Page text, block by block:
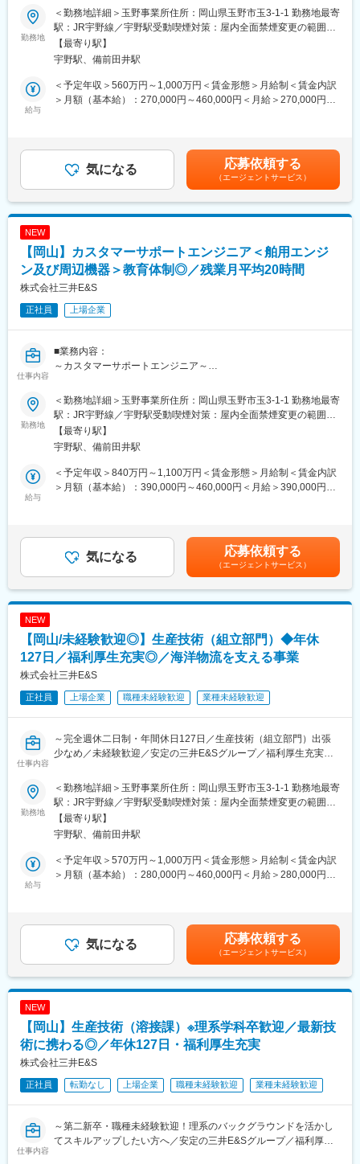
ます。
・海外の方と話す機会も多く、グローバルな活躍が出来ます。
・約100名（平均年齢37歳/若手からベテランまで）の組織で、協
調性を重視しつつ自由闊達に意見交換を行える職場です。
・プロジェクトGr・計画Gr・基本設計Gr・詳細設計Grに分かれて
おり、それぞれ20名強のグループです。
・本ポジションのグループは女性も多く活躍しています。
三井E＆Sグループ・福利厚生充実
・岡山での長期就業が可能です。当社の舶用エンジンと港湾クレ
ーンは国内シェアトップクラスです
変更の範囲：会社の定める業務
わせへの技術支援。国内外への現場出張対応。
＜担当＞
舶用エンジンのモニタリングシステム
＜出張＞
・頻度／期間：担当業務にもよるが、多い人で年4～5回。 １日～
1週間/回
○使用言語：Python
※システム開発業務自体は関連会社が中心に行うため、同ポジショ
・座学による製品知識の習得や各種講習会への参加。
・研修施設や工場での製品に関する教育訓練。
・先輩社員のもとでOJT
■業務のやりがい：
とができる。
・ＩＴ側面からエンジンの稼働を支えることができる。
■部署の魅力・アピールポイント：
・アフターサービスに関わる技術対応を一手に担う部署です。業
務内容は多岐にわたっており、分業体制で業務を行っています。
・技術的な知見をお持ちの方であれば、活躍できる場面が数多く
あり、即戦力として活躍できる環境です。
・ダイバーシティの拡大にも積極的に取り組んでいます。
変更の範囲：会社の定める業務
勤務地
＜勤務地詳細＞玉野事業所住所：岡山県玉野市玉3-1-1 勤務地最寄
駅：JR宇野線／宇野駅受動喫煙対策：屋内全面禁煙変更の範囲：
会社の定める事業所（リモートワーク含む）
【最寄り駅】
宇野駅、備前田井駅
給与
＜予定年収＞560万円～1,000万円＜賃金形態＞月給制＜賃金内訳
＞月額（基本給）：270,000円～460,000円＜月給＞270,000円～
更になる場合もございます。■新卒入社モデル年収(大卒)：27歳
(入社5年目) 650万円 / 32歳(入社10年目) 870万円賃金はあくま
でも目安の金額であり、選考を通じて上下する可能性がありま
す。月給(月額)は固定手当を含めた表記です。
気になる 応募依頼する
（エージェントサービス）
NEW
【岡山】カスタマーサポートエンジニア＜舶用エンジ
ン及び周辺機器＞教育体制◎／残業月平均20時間
株式会社三井E&S
正社員 上場企業
仕事内容
■業務内容：
～カスタマーサポートエンジニア～
＜担当＞
舶用エンジン及び周辺機器のアフターサービス業務
＜出張＞
・頻度／期間：担当業務にもよるが、多い人で年4～5回。1日～1
週間/回
・エリア：国内沿岸都市（日本全国）、海外（中国、香港、台
■入社後の教育体制：
・座学による製品知識の習得や各種講習会への参加。
・世界中の海上物流の安全運航に寄与することを実感できる。
・身に付けた知識や経験を活用してグローバルな仕事に携わるこ
とができる。
■部署の魅力・アピールポイント：
・技術的な知見をお持ちの方であれば、活躍できる場面が数多く
あり、即戦力として活躍できる環境です。
■ポジションについて：
・業務の都合上、休日出勤を要請することがあります。代休取得
できます。
変更の範囲：会社の定める業務
勤務地
＜勤務地詳細＞玉野事業所住所：岡山県玉野市玉3-1-1 勤務地最寄
駅：JR宇野線／宇野駅受動喫煙対策：屋内全面禁煙変更の範囲：
会社の定める事業所
【最寄り駅】
宇野駅、備前田井駅
給与
＜予定年収＞840万円～1,100万円＜賃金形態＞月給制＜賃金内訳
＞月額（基本給）：390,000円～460,000円＜月給＞390,000円～
更になる場合もございます。■新卒入社モデル年収(大卒)：27歳
(入社5年目) 650万円 / 32歳(入社10年目) 870万円賃金はあくま
でも目安の金額であり、選考を通じて上下する可能性がありま
す。月給(月額)は固定手当を含めた表記です。
気になる 応募依頼する
（エージェントサービス）
NEW
【岡山/未経験歓迎◎】生産技術（組立部門）◆年休
127日／福利厚生充実◎／海洋物流を支える事業
株式会社三井E&S
正社員 上場企業 職種未経験歓迎 業種未経験歓迎
仕事内容
～完全週休二日制・年間休日127日／生産技術（組立部門）出張
少なめ／未経験歓迎／安定の三井E&Sグループ／福利厚生充実／
国内、世界ともトップシェア製品である舶用大型エンジンと産業
機械の製造工程（組立部門）における生産技術をお任せします。
同社の主力製品であり、このエンジンを搭載した船舶は世界中を
航海しています。
■具体的には：
大型エンジンと産業機械の組立工程における工法検討や指示、現
組立課の製造現場メンバーが行う作業を、より安全に効率的に進
めることができるよう、製造工程の見直しや指示等を行うことが
ミッションです。
■職務の特徴：
・製品は船のエンジンのため、製品の大きさは長さ20m、高さ10
数mのものになります。様々な部品を組みあげて出来上がりま
す。
・現場作業者や請負業者と連携しながら業務を進めます。工場内
術部門など、様々な部門と協力して業務を進めるため、コミュニ
ケーション能力のある方を求めます。
勤務地
＜勤務地詳細＞玉野事業所住所：岡山県玉野市玉3-1-1 勤務地最寄
駅：JR宇野線／宇野駅受動喫煙対策：屋内全面禁煙変更の範囲：
会社の定める事業所（リモートワーク含む）
【最寄り駅】
宇野駅、備前田井駅
給与
＜予定年収＞570万円～1,000万円＜賃金形態＞月給制＜賃金内訳
＞月額（基本給）：280,000円～460,000円＜月給＞280,000円～
更になる場合もございます。■新卒入社モデル年収(大卒)：27歳
(入社5年目) 650万円 / 32歳(入社10年目) 870万円賃金はあくま
でも目安の金額であり、選考を通じて上下する可能性がありま
す。月給(月額)は固定手当を含めた表記です。
気になる 応募依頼する
（エージェントサービス）
NEW
【岡山】生産技術（溶接課）※理系学科卒歓迎／最新技
術に携わる◎／年休127日・福利厚生充実
株式会社三井E&S
正社員 転勤なし 上場企業 職種未経験歓迎 業種未経験歓迎
仕事内容
～第二新卒・職種未経験歓迎！理系のバックグラウンドを活かし
てスキルアップしたい方へ／安定の三井E&Sグループ／福利厚生